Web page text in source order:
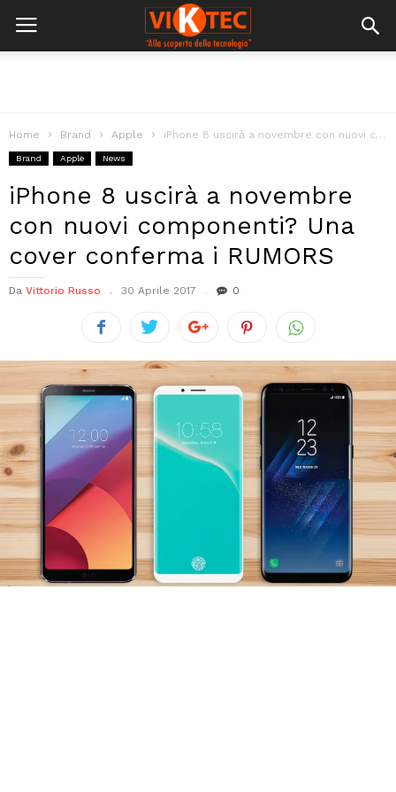
Home Brand Apple iPhone 8 uscirà a novembre con nuovi componenti? Una cover conferma i...
Brand Apple News
iPhone 8 uscirà a novembre
con nuovi componenti? Una
cover conferma i RUMORS
Da Vittorio Russo 30 Aprile 2017 0